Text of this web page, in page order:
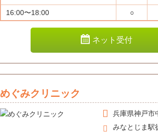
16:00〜18:00
○
ネット受付
めぐみクリニック
兵庫県神戸市
みなとじま駅